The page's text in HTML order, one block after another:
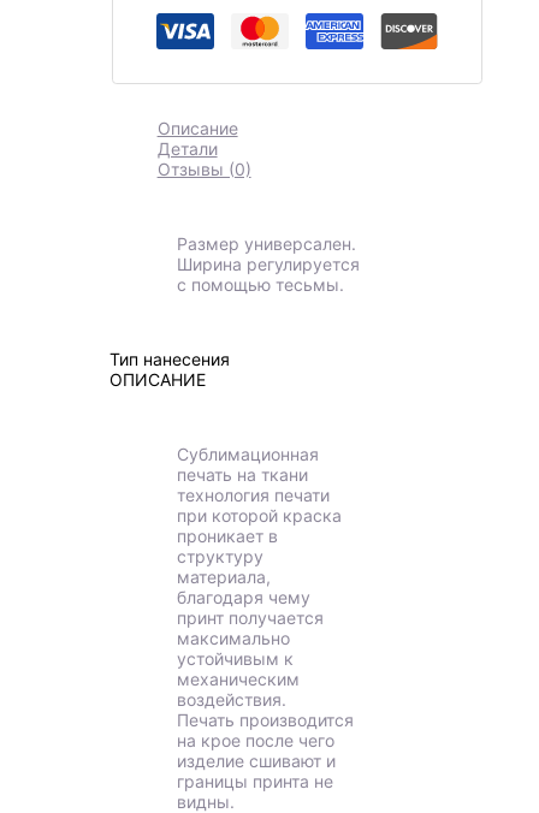
Описание
Детали
Отзывы (0)
Размер универсален.
Ширина регулируется
с помощью тесьмы.
Тип нанесения
ОПИСАНИЕ
Сублимационная
печать на ткани
технология печати
при которой краска
проникает в
структуру
материала,
благодаря чему
принт получается
максимально
устойчивым к
механическим
воздействия.
Печать производится
на крое после чего
изделие сшивают и
границы принта не
видны.